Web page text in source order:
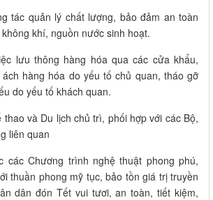
tác quản lý chất lượng, bảo đảm an toàn
khí, nguồn nước sinh hoạt.
lưu thông hàng hóa qua các cửa khẩu,
hàng hóa do yếu tố chủ quan, tháo gỡ
do yếu tố khách quan.
thao và Du lịch chủ trì, phối hợp với các Bộ,
liên quan
các Chương trình nghệ thuật phong phú,
thuần phong mỹ tục, bảo tồn giá trị truyền
dân đón Tết vui tươi, an toàn, tiết kiệm,